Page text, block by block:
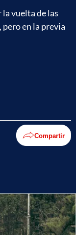
vuelta de las
en la previa
Compartir